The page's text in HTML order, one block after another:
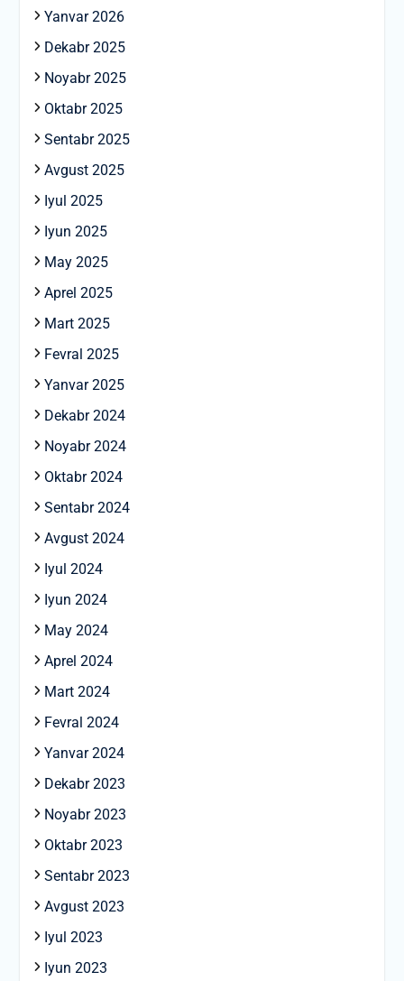
Yanvar 2026
Dekabr 2025
Noyabr 2025
Oktabr 2025
Sentabr 2025
Avgust 2025
Iyul 2025
Iyun 2025
May 2025
Aprel 2025
Mart 2025
Fevral 2025
Yanvar 2025
Dekabr 2024
Noyabr 2024
Oktabr 2024
Sentabr 2024
Avgust 2024
Iyul 2024
Iyun 2024
May 2024
Aprel 2024
Mart 2024
Fevral 2024
Yanvar 2024
Dekabr 2023
Noyabr 2023
Oktabr 2023
Sentabr 2023
Avgust 2023
Iyul 2023
Iyun 2023